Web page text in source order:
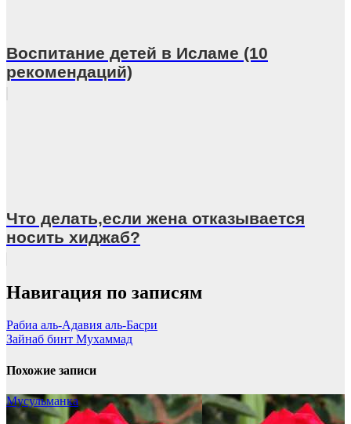
Воспитание детей в Исламе (10
рекомендаций)
Что делать,если жена отказывается
носить хиджаб?
Навигация по записям
Рабиа аль-Адавия аль-Басри
Зайнаб бинт Мухаммад
Похожие записи
Мусульманка